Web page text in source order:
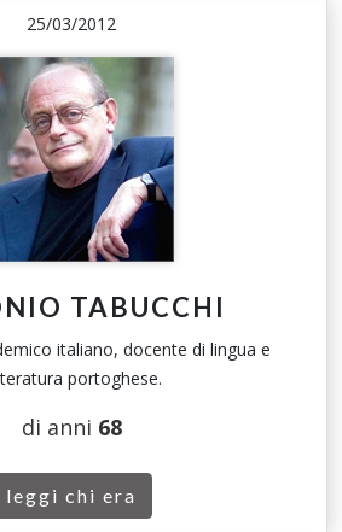
25/03/2012
TABUCCHI
italiano, docente di lingua e
portoghese.
di anni 68
leggi chi era